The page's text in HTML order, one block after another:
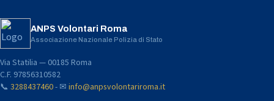
ANPS Volontari Roma
Associazione Nazionale Polizia di Stato
Via Statilia — 00185 Roma
C.F. 97856310582
📞 3288437460- ✉ info@anpsvolontariroma.it